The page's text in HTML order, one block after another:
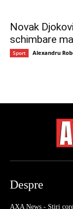
Novak
schimbare
Sport Alexandru
Despre
AXA News - Știri